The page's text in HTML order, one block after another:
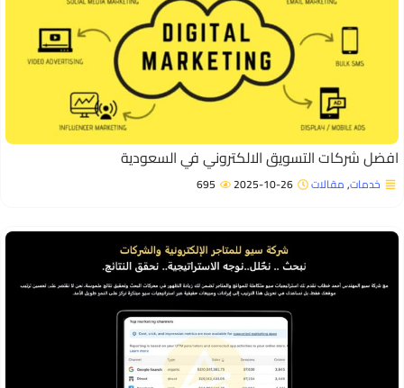
شركات التسويق الالكتروني في السعودية
خدمات,مقالات 2025-10-26
695